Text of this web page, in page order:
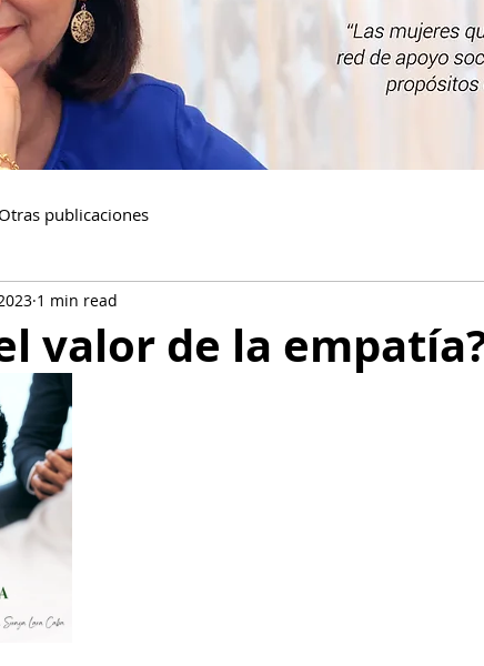
Otras publicaciones
valor de la
1 min read